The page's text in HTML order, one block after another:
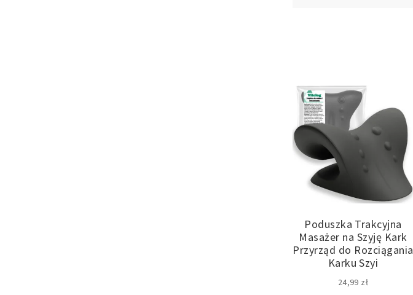
Poduszka Trakcyjna
Masażer na Szyję Kark
Przyrząd do Rozciągania
Karku Szyi
24,99 zł